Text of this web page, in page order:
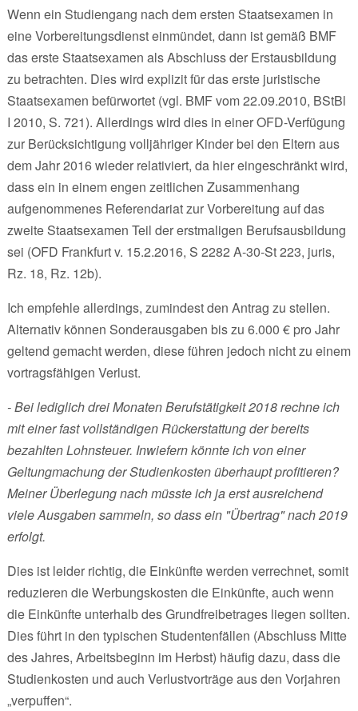
Wenn ein Studiengang nach dem ersten Staatsexamen in
eine Vorbereitungsdienst einmündet, dann ist gemäß BMF
das erste Staatsexamen als Abschluss der Erstausbildung
zu betrachten. Dies wird explizit für das erste juristische
Staatsexamen befürwortet (vgl. BMF vom 22.09.2010, BStBl
I 2010, S. 721). Allerdings wird dies in einer OFD-Verfügung
zur Berücksichtigung volljähriger Kinder bei den Eltern aus
dem Jahr 2016 wieder relativiert, da hier eingeschränkt wird,
dass ein in einem engen zeitlichen Zusammenhang
aufgenommenes Referendariat zur Vorbereitung auf das
zweite Staatsexamen Teil der erstmaligen Berufsausbildung
sei (OFD Frankfurt v. 15.2.2016, S 2282 A-30-St 223, juris,
Rz. 18, Rz. 12b).
Ich empfehle allerdings, zumindest den Antrag zu stellen.
Alternativ können Sonderausgaben bis zu 6.000 € pro Jahr
geltend gemacht werden, diese führen jedoch nicht zu einem
vortragsfähigen Verlust.
- Bei lediglich drei Monaten Berufstätigkeit 2018 rechne ich
mit einer fast vollständigen Rückerstattung der bereits
bezahlten Lohnsteuer. Inwiefern könnte ich von einer
Geltungmachung der Studienkosten überhaupt profitieren?
Meiner Überlegung nach müsste ich ja erst ausreichend
viele Ausgaben sammeln, so dass ein "Übertrag" nach 2019
erfolgt.
Dies ist leider richtig, die Einkünfte werden verrechnet, somit
reduzieren die Werbungskosten die Einkünfte, auch wenn
die Einkünfte unterhalb des Grundfreibetrages liegen sollten.
Dies führt in den typischen Studentenfällen (Abschluss Mitte
des Jahres, Arbeitsbeginn im Herbst) häufig dazu, dass die
Studienkosten und auch Verlustvorträge aus den Vorjahren
„verpuffen“.